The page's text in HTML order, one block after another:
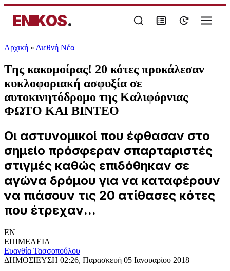
ENIKOS.
Αρχική » Διεθνή Νέα
Της κακομοίρας! 20 κότες προκάλεσαν
κυκλοφοριακή ασφυξία σε
αυτοκινητόδρομο της Καλιφόρνιας
ΦΩΤΟ ΚΑΙ ΒΙΝΤΕΟ
Οι αστυνομικοί που έφθασαν στο
σημείο πρόσφεραν σπαρταριστές
στιγμές καθώς επιδόθηκαν σε
αγώνα δρόμου για να καταφέρουν
να πιάσουν τις 20 ατίθασες κότες
που έτρεχαν...
EN
ΕΠΙΜΕΛΕΙΑ
Ευανθία Τασσοπούλου
ΔΗΜΟΣΙΕΥΣΗ 02:26, Παρασκευή 05 Ιανουαρίου 2018